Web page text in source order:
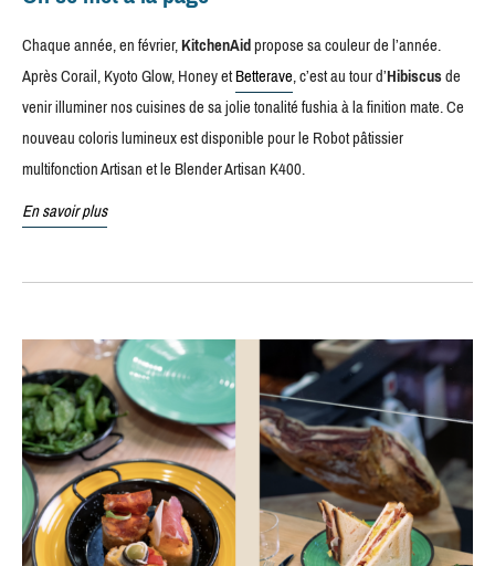
Chaque année, en février,KitchenAidpropose sa couleur de l’année.
Après Corail, Kyoto Glow, Honey etBetterave, c’est au tour d’Hibiscusde
venir illuminer nos cuisines de sa jolie tonalité fushia à la finition mate. Ce
nouveau coloris lumineux est disponible pour le Robot pâtissier
multifonction Artisan et le Blender Artisan K400.
En savoir plus